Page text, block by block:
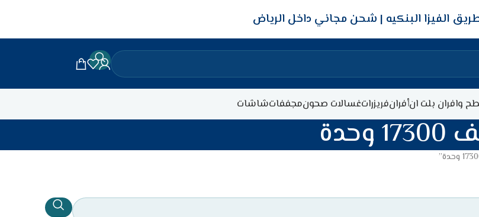
شحن مجاني داخل الرياض
وافران بلت انأفرانفريزراتغسالات صحونمجففاتشاشات